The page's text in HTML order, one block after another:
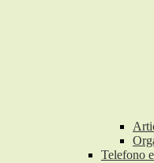
Telefono